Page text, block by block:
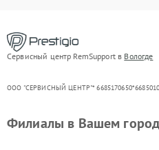
Сервисный центр RemSupport в Вологде
ООО "СЕРВИСНЫЙ ЦЕНТР"*
Филиалы в Вашем